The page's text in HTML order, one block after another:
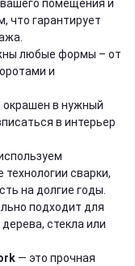
помещения и
что гарантирует
любые формы – от
и
в нужный
в интерьер
сварки,
на долгие годы.
подходит для
стекла или
— это прочная